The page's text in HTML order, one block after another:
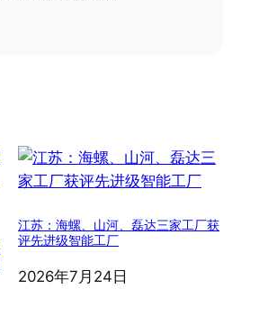
江苏：海螺、山河、磊达三家工厂获
评先进级智能工厂
2026年7月24日